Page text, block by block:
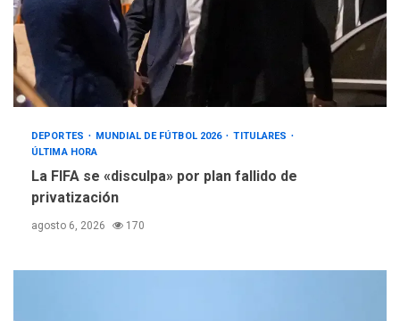
DEPORTES MUNDIAL DE FÚTBOL 2026
TITULARES
ÚLTIMA HORA
La FIFA se «disculpa» por plan fallido de
privatización
agosto 6, 2026 170